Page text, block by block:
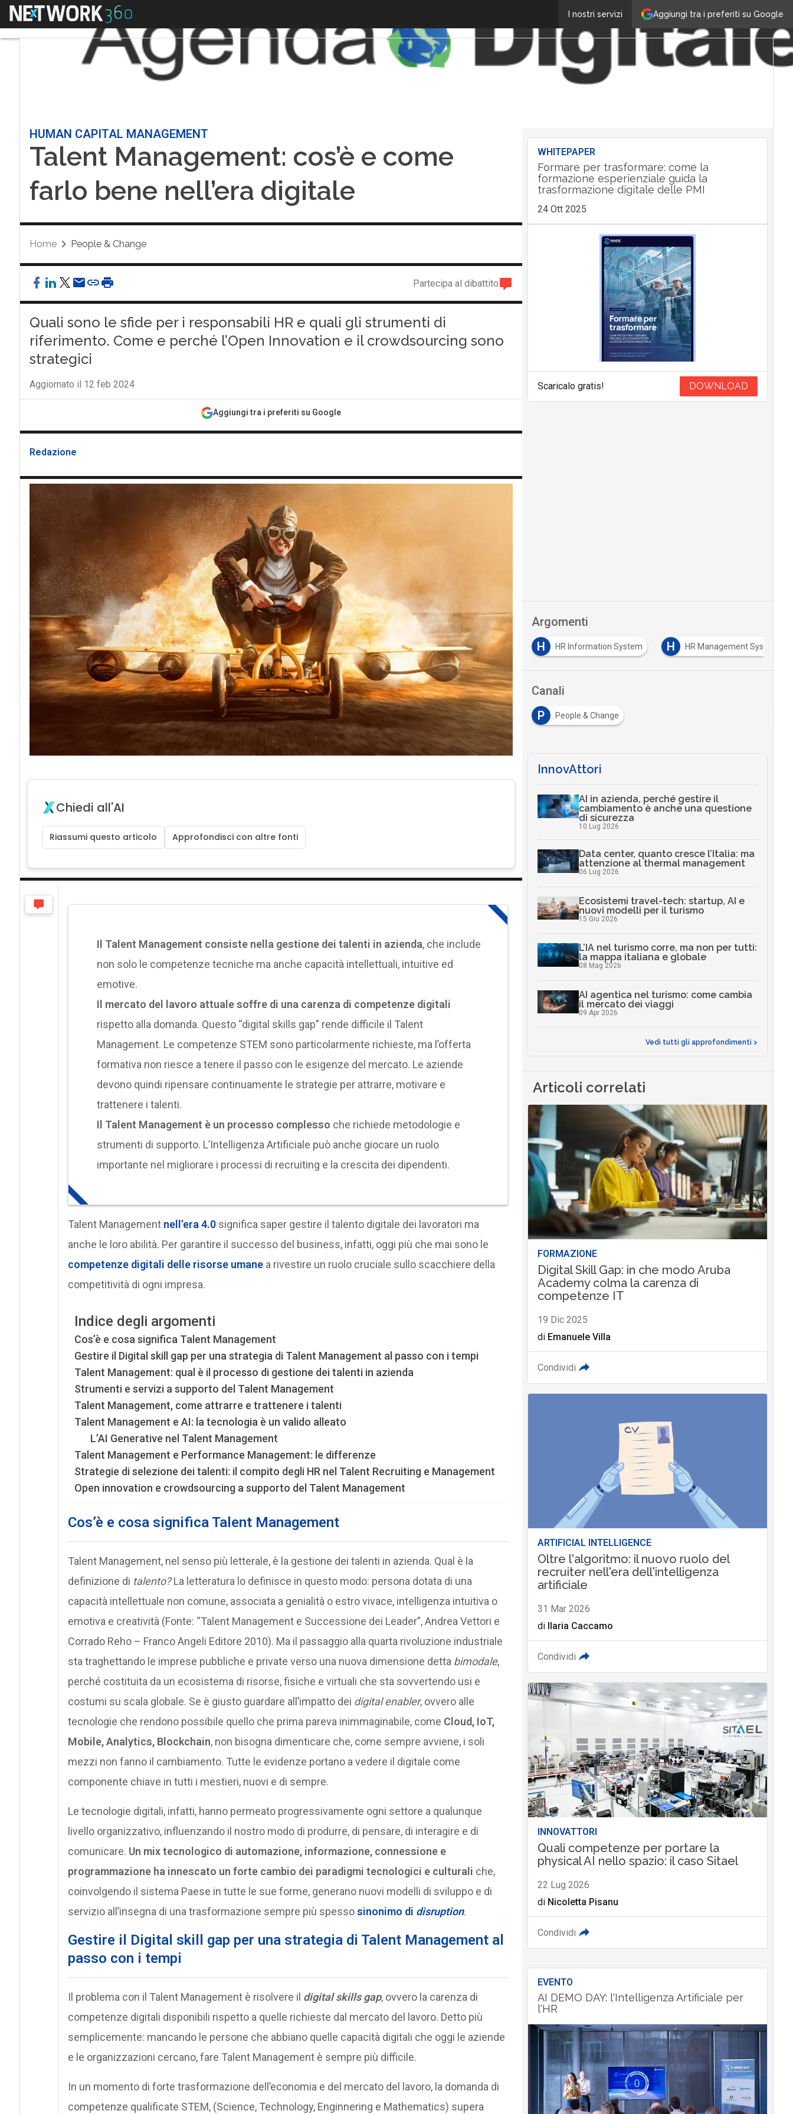
Aggiungi tra i preferiti su Google
I nostri servizi
Menu
HUMAN CAPITAL MANAGEMENT
Talent Management: cos’è e come
farlo bene nell’era digitale
Home People & Change
Partecipa al dibattito
Quali sono le sfide per i responsabili HR e quali gli strumenti di
riferimento. Come e perché l’Open Innovation e il crowdsourcing sono
strategici
Aggiornato il 12 feb 2024
Aggiungi tra i preferiti su Google
Redazione
Chiedi all'AI
Riassumi questo articolo Approfondisci con altre fonti
Il Talent Management consiste nella gestione dei talenti in azienda, che include
non solo le competenze tecniche ma anche capacità intellettuali, intuitive ed
emotive.
Il mercato del lavoro attuale soffre di una carenza di competenze digitali
rispetto alla domanda. Questo “digital skills gap” rende difficile il Talent
Management. Le competenze STEM sono particolarmente richieste, ma l’offerta
formativa non riesce a tenere il passo con le esigenze del mercato. Le aziende
devono quindi ripensare continuamente le strategie per attrarre, motivare e
trattenere i talenti.
Il Talent Management è un processo complesso che richiede metodologie e
strumenti di supporto. L’Intelligenza Artificiale può anche giocare un ruolo
importante nel migliorare i processi di recruiting e la crescita dei dipendenti.
Talent Management nell’era 4.0significa saper gestire il talento digitale dei lavoratori ma
anche le loro abilità. Per garantire il successo del business, infatti, oggi più che mai sono le
competenze digitali delle risorse umanea rivestire un ruolo cruciale sullo scacchiere della
competitività di ogni impresa.
Indice degli argomenti
Cos’è e cosa significa Talent Management
Gestire il Digital skill gap per una strategia di Talent Management al passo con i tempi
Talent Management: qual è il processo di gestione dei talenti in azienda
Strumenti e servizi a supporto del Talent Management
Talent Management, come attrarre e trattenere i talenti
Talent Management e AI: la tecnologia è un valido alleato
L’AI Generative nel Talent Management
Talent Management e Performance Management: le differenze
Strategie di selezione dei talenti: il compito degli HR nel Talent Recruiting e Management
Open innovation e crowdsourcing a supporto del Talent Management
Cos’è e cosa significa Talent Management
Talent Management, nel senso più letterale, è la gestione dei talenti in azienda. Qual è la
definizione di talento?La letteratura lo definisce in questo modo: persona dotata di una
capacità intellettuale non comune, associata a genialità o estro vivace, intelligenza intuitiva o
emotiva e creatività (Fonte: “Talent Management e Successione dei Leader”, Andrea Vettori e
Corrado Reho – Franco Angeli Editore 2010). Ma il passaggioalla quarta rivoluzione industriale
sta traghettando le imprese pubbliche e private verso una nuova dimensione detta bimodale,
perché costituita da un ecosistema di risorse, fisiche e virtuali che sta sovvertendo usi e
costumi su scala globale. Se è giusto guardare all’impatto dei digital enabler, ovvero alle
tecnologie che rendono possibile quello che prima pareva inimmaginabile, come Cloud, IoT,
Mobile, Analytics, Blockchain, non bisogna dimenticare che, come sempre avviene, i soli
mezzi non fanno il cambiamento. Tutte le evidenze portano a vedere il digitale come
componente chiave in tutti i mestieri, nuovi e di sempre.
Le tecnologie digitali, infatti, hanno permeato progressivamente ogni settore a qualunque
livello organizzativo, influenzando il nostro modo di produrre, di pensare, di interagire e di
comunicare. Un mix tecnologico di automazione, informazione, connessione e
programmazione ha innescato un forte cambio dei paradigmi tecnologici e culturali che,
coinvolgendo il sistema Paese in tutte le sue forme, generano nuovi modelli di sviluppo e di
servizio all’insegna di una trasformazione sempre più spessosinonimo di disruption.
Gestire il Digital skill gap per una strategia di Talent Management al
passo con i tempi
Il problema con il Talent Management è risolvere il digital skills gap, ovvero la carenza di
competenze digitali disponibili rispetto a quelle richieste dal mercato del lavoro. Detto più
semplicemente: mancando le persone che abbiano quelle capacità digitali che oggi le aziende
e le organizzazioni cercano, fare Talent Management è sempre più difficile.
In un momento di forte trasformazione dell’economia e del mercato del lavoro, la domanda di
competenze qualificate STEM, (Science, Technology, Enginnering e Mathematics) supera
WHITEPAPER
Formare per trasformare: come la
formazione esperienziale guida la
trasformazione digitale delle PMI
24 Ott 2025
Scaricalo gratis! DOWNLOAD
Argomenti
G
Gestione capitale umano H HR Information System H HR Management System H human capital
Canali
P
People & Change
InnovAttori
AI in azienda, perché gestire il
cambiamento è anche una questione
di sicurezza
10 Lug 2026
Data center, quanto cresce l’Italia: ma
attenzione al thermal management
06 Lug 2026
Ecosistemi travel-tech: startup, AI e
nuovi modelli per il turismo
15 Giu 2026
L’IA nel turismo corre, ma non per tutti:
la mappa italiana e globale
08 Mag 2026
AI agentica nel turismo: come cambia
il mercato dei viaggi
09 Apr 2026
Vedi tutti gli approfondimenti >
Articoli correlati
FORMAZIONE
Digital Skill Gap: in che modo Aruba
Academy colma la carenza di
competenze IT
19 Dic 2025
di Emanuele Villa
Condividi
ARTIFICIAL INTELLIGENCE
Oltre l'algoritmo: il nuovo ruolo del
recruiter nell'era dell'intelligenza
artificiale
31 Mar 2026
di
Ilaria Caccamo
Condividi
INNOVATTORI
Quali competenze per portare la
physical AI nello spazio: il caso Sitael
22 Lug 2026
di Nicoletta Pisanu
Condividi
EVENTO
AI DEMO DAY: l'Intelligenza Artificiale per
l'HR